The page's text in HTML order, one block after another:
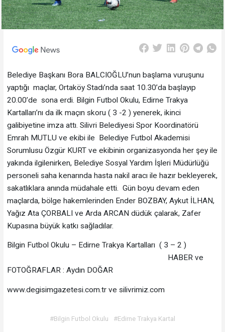
Belediye Başkanı Bora BALCIOĞLU’nun başlama vuruşunu
yaptığı maçlar, Ortaköy Stadı’nda saat 10.30’da başlayıp
20.00’de sona erdi. Bilgin Futbol Okulu, Edirne Trakya
Kartalları’nı da ilk maçın skoru ( 3 -2 ) yenerek, ikinci
galibiyetine imza attı. Silivri Belediyesi Spor Koordinatörü
Emrah MUTLU ve ekibi ile Belediye Futbol Akademisi
Sorumlusu Özgür KURT ve ekibinin organizasyonda her şey ile
yakında ilgilenirken, Belediye Sosyal Yardım İşleri Müdürlüğü
personeli saha kenarında hasta nakil aracı ile hazır bekleyerek,
sakatlıklara anında müdahale etti. Gün boyu devam eden
maçlarda, bölge hakemlerinden Ender BOZBAY, Aykut İLHAN,
Yağız Ata ÇORBALI ve Arda ARCAN düdük çalarak, Zafer
Kupasına büyük katkı sağladılar.
Bilgin Futbol Okulu – Edirne Trakya Kartalları ( 3 – 2 )
HABER ve
FOTOĞRAFLAR : Aydın DOĞAR
www.degisimgazetesi.com.tr ve silivrimiz.com
#Bilgin Futbol Okulu #Edirne Trakya Kartal